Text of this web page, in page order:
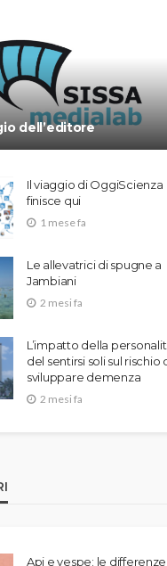
dell’editore
Il viaggio di OggiScienza
finisce qui
1 mese fa
Le allevatrici di spugne a
Jambiani
2 mesi fa
L’impatto della
del sentirsi soli sul rischio
sviluppare demenza
2 mesi fa
Api e vespe: le